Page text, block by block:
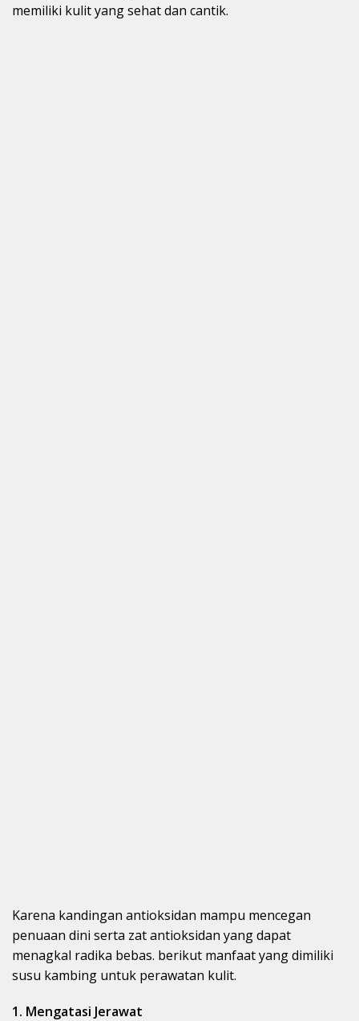
memiliki kulit yang sehat dan cantik.
Karena kandingan antioksidan mampu mencegan
penuaan dini serta zat antioksidan yang dapat
menagkal radika bebas. berikut manfaat yang dimiliki
susu kambing untuk perawatan kulit.
1. Mengatasi Jerawat